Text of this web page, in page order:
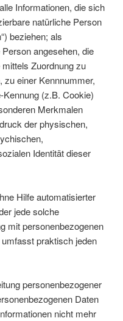
Informationen, die sich
natürliche Person
beziehen; als
angesehen, die
Zuordnung zu
zu einer Kennnummer,
(z.B. Cookie)
Merkmalen
der physischen,
Identität dieser
Hilfe automatisierter
jede solche
mit personenbezogenen
praktisch jeden
personenbezogener
Daten
nicht mehr